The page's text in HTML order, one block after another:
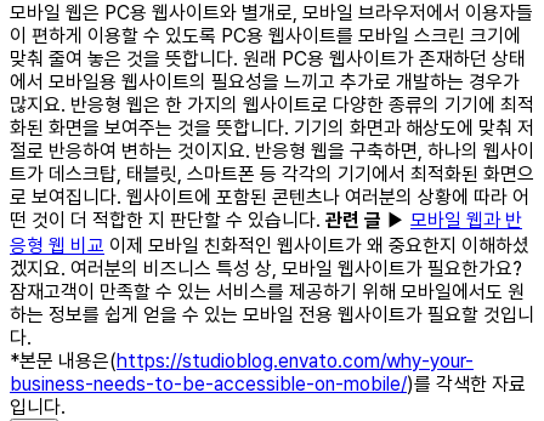
모바일 웹은 PC용 웹사이트와 별개로, 모바일 브라우저에서 이용자들
이 편하게 이용할 수 있도록 PC용 웹사이트를 모바일 스크린 크기에
맞춰 줄여 놓은 것을 뜻합니다. 원래 PC용 웹사이트가 존재하던 상태
에서 모바일용 웹사이트의 필요성을 느끼고 추가로 개발하는 경우가
많지요. 반응형 웹은 한 가지의 웹사이트로 다양한 종류의 기기에 최적
화된 화면을 보여주는 것을 뜻합니다. 기기의 화면과 해상도에 맞춰 저
절로 반응하여 변하는 것이지요. 반응형 웹을 구축하면, 하나의 웹사이
트가 데스크탑, 태블릿, 스마트폰 등 각각의 기기에서 최적화된 화면으
로 보여집니다. 웹사이트에 포함된 콘텐츠나 여러분의 상황에 따라 어
떤 것이 더 적합한 지 판단할 수 있습니다. 관련 글 ▶ 모바일 웹과 반
응형 웹 비교 이제 모바일 친화적인 웹사이트가 왜 중요한지 이해하셨
겠지요. 여러분의 비즈니스 특성 상, 모바일 웹사이트가 필요한가요?
잠재고객이 만족할 수 있는 서비스를 제공하기 위해 모바일에서도 원
하는 정보를 쉽게 얻을 수 있는 모바일 전용 웹사이트가 필요할 것입니
다.
*본문 내용은(https://studioblog.envato.com/why-your-
business-needs-to-be-accessible-on-mobile/)를 각색한 자료
입니다.